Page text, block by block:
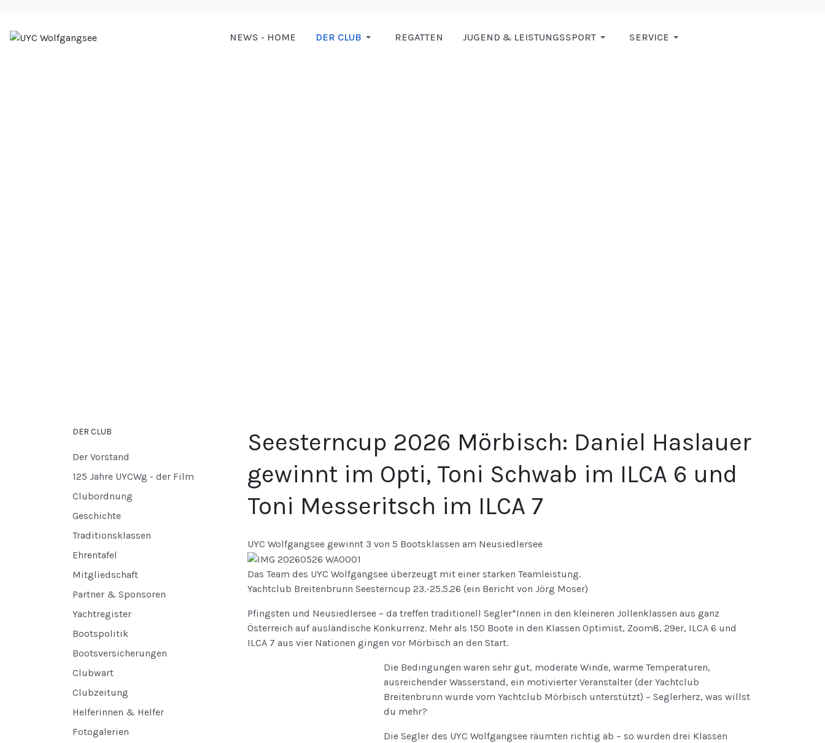
NEWS - HOME DER CLUB REGATTEN JUGEND & LEISTUNGSSPORT SERVICE
Seesterncup 2026 Mörbisch: Daniel Haslauer
gewinnt im Opti, Toni Schwab im ILCA 6 und
Toni Messeritsch im ILCA 7
UYC Wolfgangsee gewinnt 3 von 5 Bootsklassen am Neusiedlersee
Das Team des UYC Wolfgangsee überzeugt mit einer starken Teamleistung.
Yachtclub Breitenbrunn Seesterncup 23.-25.5.26 (ein Bericht von Jörg Moser)
Pfingsten und Neusiedlersee – da treffen traditionell Segler*Innen in den kleineren Jollenklassen aus ganz
Österreich auf ausländische Konkurrenz. Mehr als 150 Boote in den Klassen Optimist, Zoom8, 29er, ILCA 6 und
ILCA 7 aus vier Nationen gingen vor Mörbisch an den Start.
Die Bedingungen waren sehr gut, moderate Winde, warme Temperaturen,
ausreichender Wasserstand, ein motivierter Veranstalter (der Yachtclub
Breitenbrunn wurde vom Yachtclub Mörbisch unterstützt) – Seglerherz, was willst
du mehr?
Die Segler des UYC Wolfgangsee räumten richtig ab – so wurden drei Klassen
DER CLUB
Der Vorstand
125 Jahre UYCWg - der Film
Clubordnung
Geschichte
Traditionsklassen
Ehrentafel
Mitgliedschaft
Partner & Sponsoren
Yachtregister
Bootspolitik
Bootsversicherungen
Clubwart
Clubzeitung
Helferinnen & Helfer
Fotogalerien